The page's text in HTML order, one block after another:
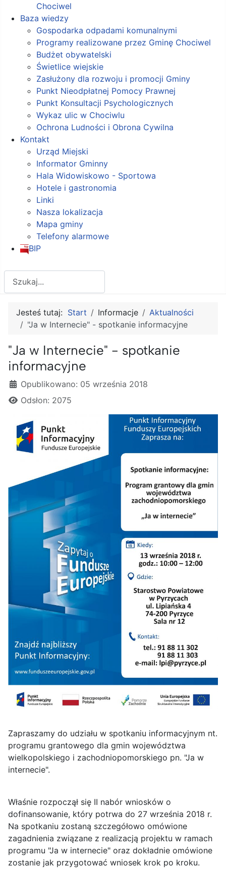
Chociwel
Baza wiedzy
Gospodarka odpadami komunalnymi
Programy realizowane przez Gminę Chociwel
Budżet obywatelski
Świetlice wiejskie
Zasłużony dla rozwoju i promocji Gminy
Punkt Nieodpłatnej Pomocy Prawnej
Punkt Konsultacji Psychologicznych
Wykaz ulic w Chociwlu
Ochrona Ludności i Obrona Cywilna
Kontakt
Urząd Miejski
Informator Gminny
Hala Widowiskowo - Sportowa
Hotele i gastronomia
Linki
Nasza lokalizacja
Mapa gminy
Telefony alarmowe
BIP
Jesteś tutaj: Start Informacje
Aktualności
"Ja w Internecie" - spotkanie informacyjne
"Ja w Internecie" - spotkanie
informacyjne
Szczegóły
Opublikowano: 05 września 2018
Odsłon: 2075
Zapraszamy do udziału w spotkaniu informacyjnym nt.
programu grantowego dla gmin województwa
wielkopolskiego i zachodniopomorskiego pn. "Ja w
internecie".
Właśnie rozpoczął się II nabór wniosków o
dofinansowanie, który potrwa do 27 września 2018 r.
Na spotkaniu zostaną szczegółowo omówione
zagadnienia związane z realizacją projektu w ramach
programu "Ja w internecie" oraz dokładnie omówione
zostanie jak przygotować wniosek krok po kroku.